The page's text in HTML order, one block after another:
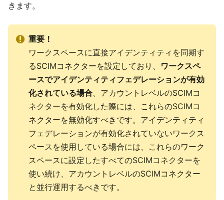
きます。
重要！
ワークスペースに直接アイデンティティを同期す
るSCIMコネクターを設定しており、 ワークスペ
ースでアイデンティティフェデレーションが有効
化されている場合、アカウントレベルのSCIMコ
ネクターを有効化した際には、これらのSCIMコ
ネクターを無効化すべきです。アイデンティティ
フェデレーションが有効化されていないワークス
ペースを使用している場合には、これらのワーク
スペースに設定したすべてのSCIMコネクターを
使い続け、アカウントレベルのSCIMコネクター
と並行運用するべきです。